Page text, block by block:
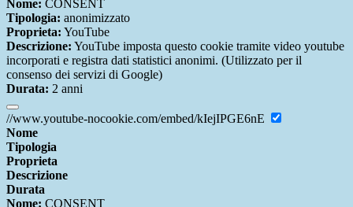
Nome: CONSENT
Tipologia: anonimizzato
Proprieta: YouTube
Descrizione: YouTube imposta questo cookie tramite video youtube
incorporati e registra dati statistici anonimi. (Utilizzato per il
consenso dei servizi di Google)
Durata: 2 anni
//www.youtube-nocookie.com/embed/kIejIPGE6nE
Nome
Tipologia
Proprieta
Descrizione
Durata
Nome: CONSENT